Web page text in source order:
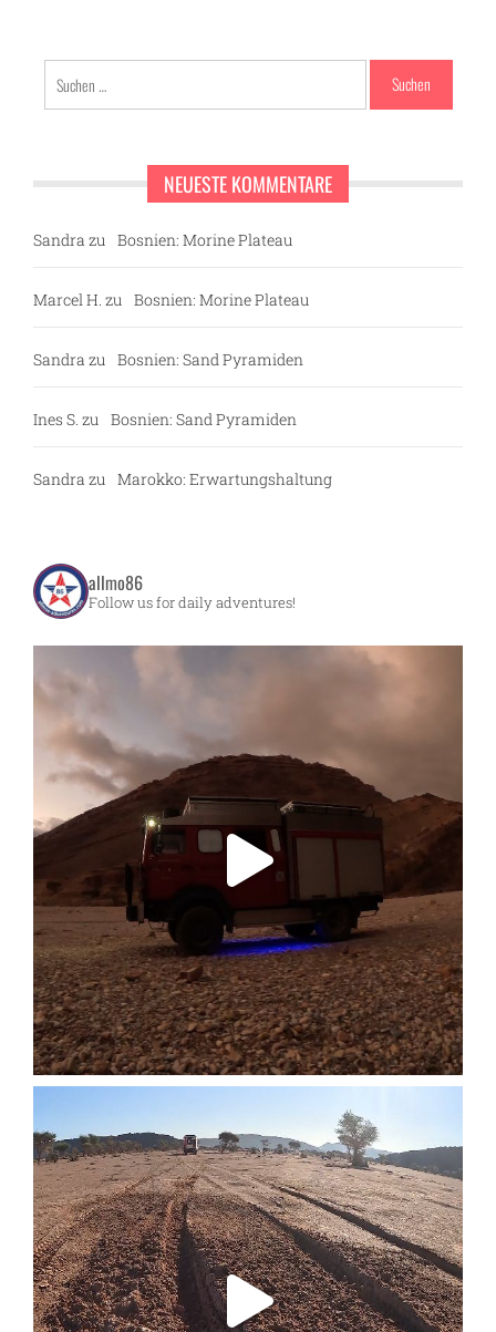
nach:
NEUESTE KOMMENTARE
Sandra zu Bosnien: Morine Plateau
Marcel H. zu Bosnien: Morine Plateau
Sandra zu Bosnien: Sand Pyramiden
Ines S. zu Bosnien: Sand Pyramiden
Sandra zu Marokko: Erwartungshaltung
allmo86
Follow us for daily adventures!